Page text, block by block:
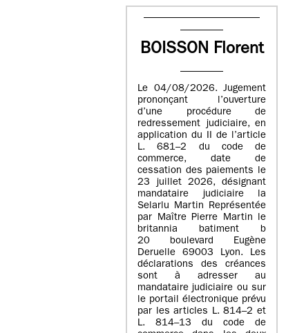
BOISSON Florent
Le 04/08/2026. Jugement
prononçant l’ouverture
d’une procédure de
redressement judiciaire, en
application du II de l’article
L. 681–2 du code de
commerce, date de
cessation des paiements le
23 juillet 2026, désignant
mandataire judiciaire la
Selarlu Martin Représentée
par Maître Pierre Martin le
britannia batiment b
20 boulevard Eugène
Deruelle 69003 Lyon. Les
déclarations des créances
sont à adresser au
mandataire judiciaire ou sur
le portail électronique prévu
par les articles L. 814–2 et
L. 814–13 du code de